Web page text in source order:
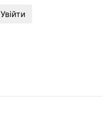
Увійти